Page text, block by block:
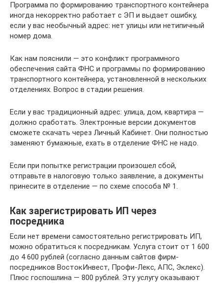
Программа по формированию транспортного контейнера
иногда некорректно работает с ЭП и выдает ошибку,
если у вас необычный адрес: нет улицы или нетипичный
номер дома.
Как нам пояснили — это конфликт программного
обеспечения сайта ФНС и программы по формированию
транспортного контейнера, установленной в нескольких
отделениях. Вопрос в стадии решения.
Если у вас традиционный адрес: улица, дом, квартира —
должно сработать. Электронные версии документов
сможете скачать через Личный Кабинет. Они полностью
заменяют бумажные, ехать в отделение ФНС не надо.
Если при попытке регистрации произошел сбой,
отправьте в налоговую только заявление, а документы
принесите в отделение — по схеме способа № 1.
Как зарегистрировать ИП через
посредника
Если нет времени самостоятельно регистрировать ИП,
можно обратиться к посредникам. Услуга стоит от 1 600
до 4 600 рублей (согласно данным сайтов фирм-
посредников ВостокИнвест, Профи-Лекс, АПС, Эклекс).
Плюс госпошлина — 800 рублей. Эту услугу оказывают